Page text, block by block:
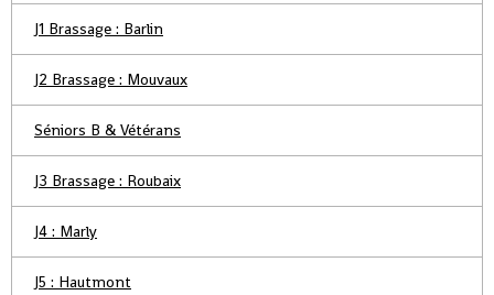
J1 Brassage : Barlin
J2 Brassage : Mouvaux
Séniors B & Vétérans
J3 Brassage : Roubaix
J4 : Marly
J5 : Hautmont